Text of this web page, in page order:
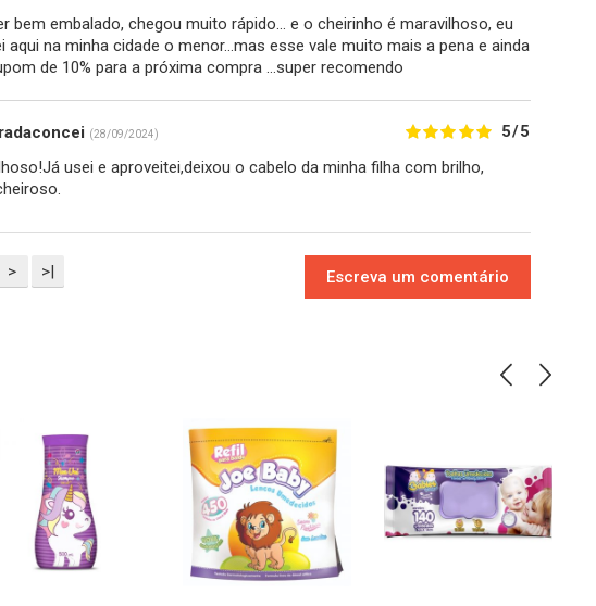
bem embalado, chegou muito rápido... e o cheirinho é maravilhoso, eu
aqui na minha cidade o menor...mas esse vale muito mais a pena e ainda
de 10% para a próxima compra ...super recomendo
(28/09/2024)
5/5
usei e aproveitei,deixou o cabelo da minha filha com brilho,
> >| Escreva um comentário